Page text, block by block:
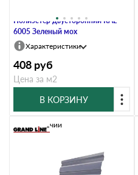
Полиэстер двусторонний RAL
6005 Зеленый мох
Характеристики
408 руб
Цена за м2
В КОРЗИНУ
В наличии